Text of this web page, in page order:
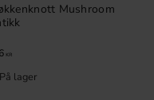
Mushroom
KR
På lager